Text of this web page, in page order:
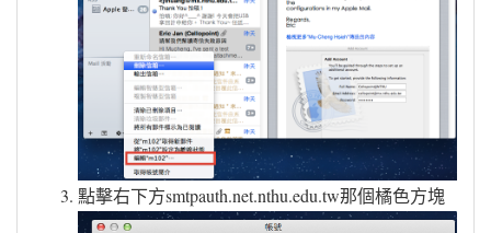
點擊右下方smtpauth.net.nthu.edu.tw那個橘色方塊